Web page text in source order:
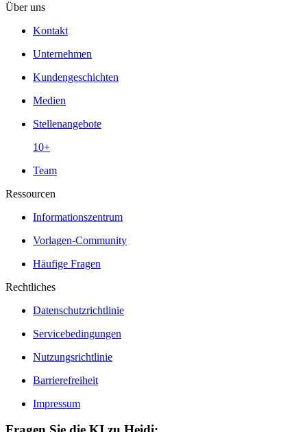
Über uns
Kontakt
Unternehmen
Kundengeschichten
Medien
Stellenangebote
10+
Team
Ressourcen
Informationszentrum
Vorlagen-Community
Häufige Fragen
Rechtliches
Datenschutzrichtlinie
Servicebedingungen
Nutzungsrichtlinie
Barrierefreiheit
Impressum